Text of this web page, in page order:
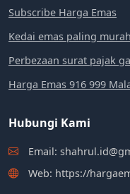
Subscribe Harga Emas
Kedai emas paling
Perbezaan surat pajak
Harga Emas 916 999
Hubungi Kami
Email:
Web: https://